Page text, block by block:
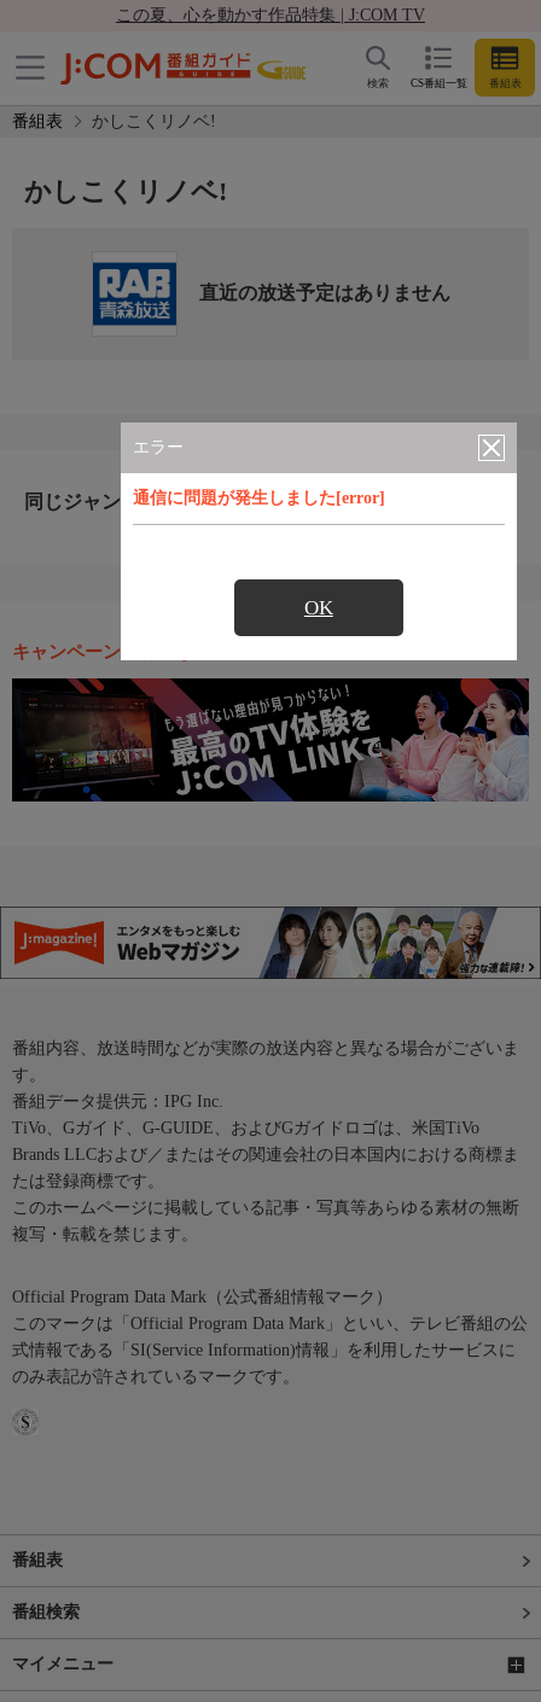
この夏、心を動かす作品特集 | J:COM TV
CS番組一覧 番組表
検索
番組表 かしこくリノベ!
エラー
通信に問題が発生しました[error]
OK
かしこくリノベ!
直近の放送予定はありません
同じジャンルのおすすめ番組
キャンペーン・お得な情報
番組内容、放送時間などが実際の放送内容と異なる場合がございま
す。
番組データ提供元：IPG Inc.
TiVo、Gガイド、G-GUIDE、およびGガイドロゴは、米国TiVo
Brands LLCおよび／またはその関連会社の日本国内における商標ま
たは登録商標です。
このホームページに掲載している記事・写真等あらゆる素材の無断
複写・転載を禁じます。
Official Program Data Mark（公式番組情報マーク）
このマークは「Official Program Data Mark」といい、テレビ番組の公
式情報である「SI(Service Information)情報」を利用したサービスに
のみ表記が許されているマークです。
番組表
番組検索
マイメニュー